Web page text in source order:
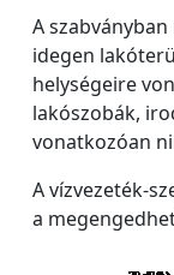
A
idegen
helységeire
lakószobák,
vonatkozóan
A vízvezeték-
a